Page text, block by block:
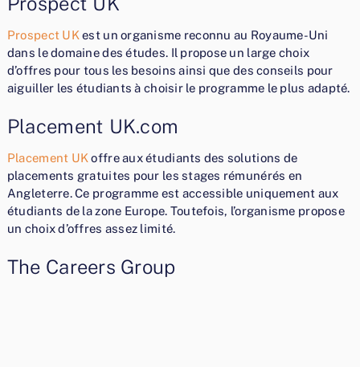
Prospect UK est un organisme reconnu au Royaume-Uni
dans le domaine des études. Il propose un large choix
d’offres pour tous les besoins ainsi que des conseils pour
aiguiller les étudiants à choisir le programme le plus adapté.
Placement UK.com
Placement UK offre aux étudiants des solutions de
placements gratuites pour les stages rémunérés en
Angleterre. Ce programme est accessible uniquement aux
étudiants de la zone Europe. Toutefois, l’organisme propose
un choix d’offres assez limité.
The Careers Group